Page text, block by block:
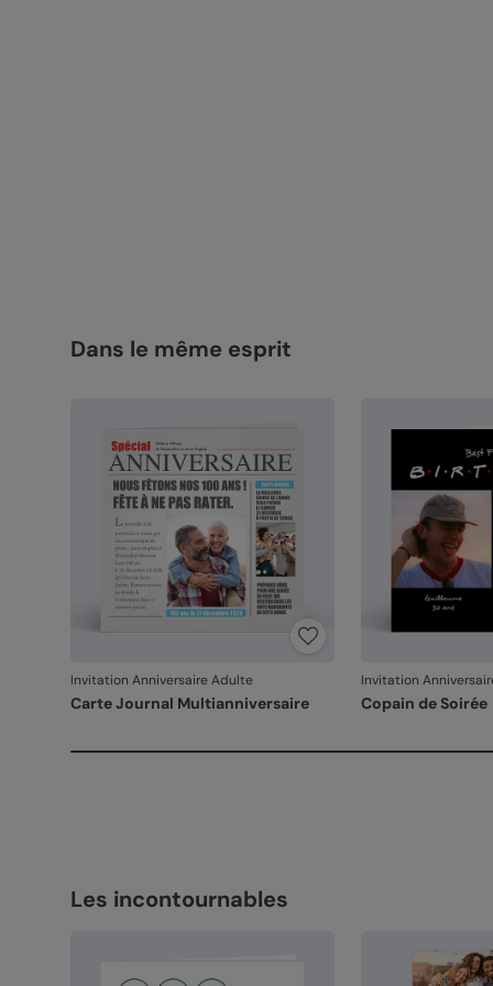
Dans le même esprit
Invitation Anniversaire Adulte
Carte Journal Multianniversaire
Invitation
Copain de Soirée
Les incontournables